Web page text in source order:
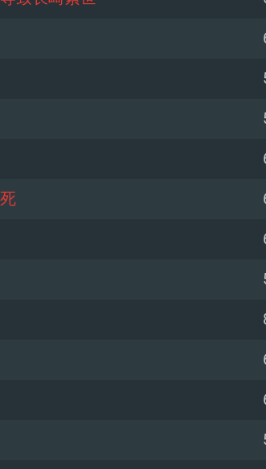
bit)
이상
상을 지원하는 AMD
소 클라이언트)
Core i5 (Intel Xeon 은 지
능을 가지는 Mac 버전
: 720p
소 클라이언트)
신 버전
하고, 최신 그래픽 드라
신 그래픽 드라이버를
; 최소사양 지원 해상도